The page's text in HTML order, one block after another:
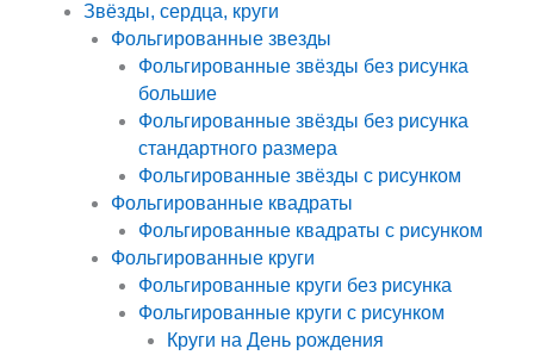
Звёзды, сердца, круги
Фольгированные звезды
Фольгированные звёзды без рисунка
большие
Фольгированные звёзды без рисунка
стандартного размера
Фольгированные звёзды с рисунком
Фольгированные квадраты
Фольгированные квадраты с рисунком
Фольгированные круги
Фольгированные круги без рисунка
Фольгированные круги с рисунком
Круги на День рождения